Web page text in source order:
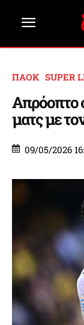
ΠΑΟΚ SUPER
Απρόοπτο
ματς με
09/05/2026